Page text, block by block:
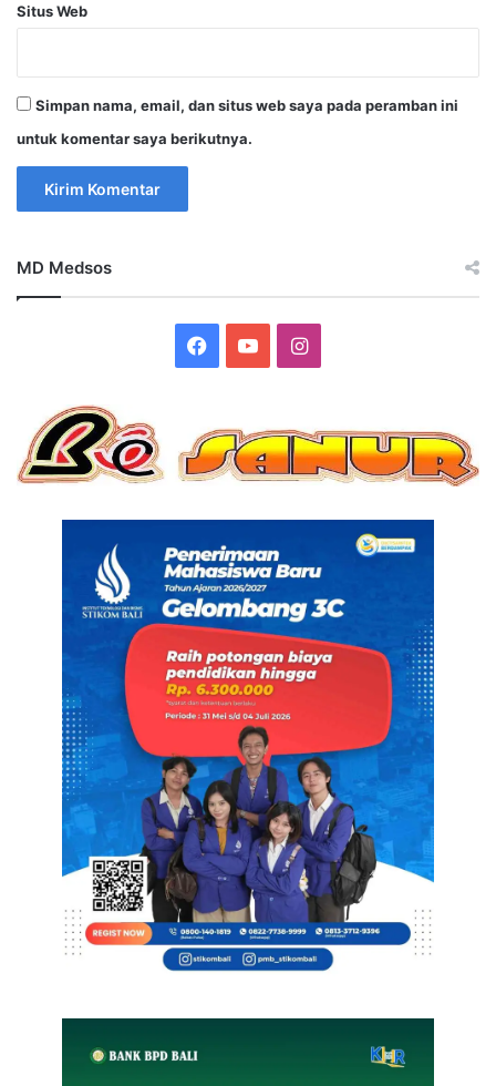
Situs Web
Simpan nama, email, dan situs web saya pada peramban ini
untuk komentar saya berikutnya.
MD Medsos
Facebook
YouTubeInstagram